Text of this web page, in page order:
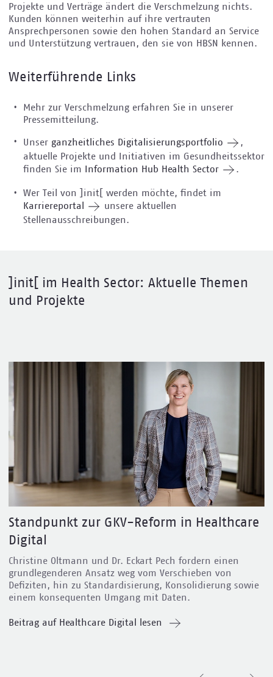
Projekte und Verträge ändert die Verschmelzung nichts.
Kunden können weiterhin auf ihre vertrauten
Ansprechpersonen sowie den hohen Standard an Service
und Unterstützung vertrauen, den sie von HBSN kennen.
Weiterführende Links
Mehr zur Verschmelzung erfahren Sie in unserer
Pressemitteilung.
Unser ganzheitliches Digitalisierungsportfolio
,
aktuelle Projekte und Initiativen im Gesundheitssektor
finden Sie im
Information Hub Health Sector .
Wer Teil von ]init[ werden möchte, findet im
Karriereportal
unsere aktuellen
Stellenausschreibungen.
]init[ im Health Sector: Aktuelle Themen
und Projekte
Standpunkt zur GKV-Reform in Healthcare
Digital
Christine Oltmann und Dr. Eckart Pech fordern einen
grundlegenderen Ansatz weg vom Verschieben von
Defiziten, hin zu Standardisierung, Konsolidierung sowie
einem konsequenten Umgang mit Daten.
Beitrag auf Healthcare Digital lesen